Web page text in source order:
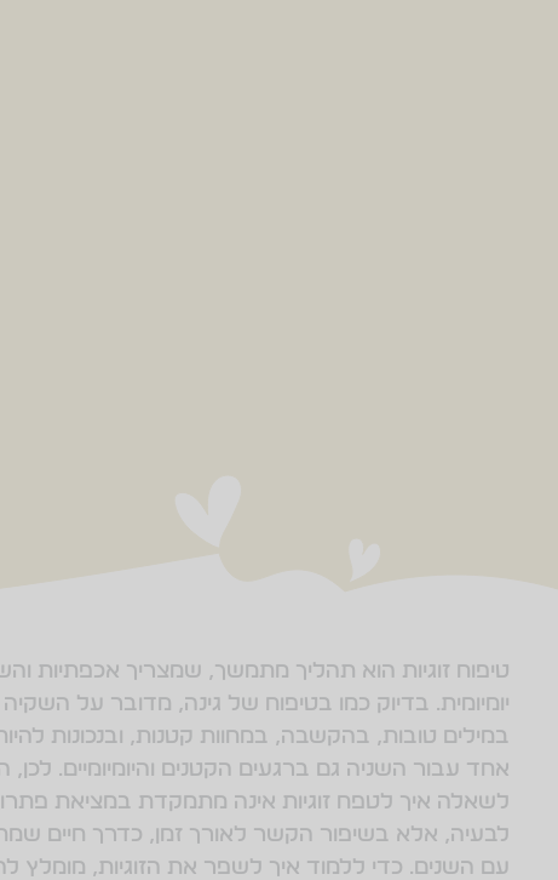
טיפוח זוגיות הוא תהליך מתמשך, שמצריך אכפתיות
יומיומית. בדיוק כמו בטיפוח של גינה, מדובר על השקיה
במילים טובות, בהקשבה, במחוות קטנות, ובנכונות
אחד עבור השניה גם ברגעים הקטנים והיומיומיים.
לשאלה איך לטפח זוגיות אינה מתמקדת במציאת פתרון
לבעיה, אלא בשיפור הקשר לאורך זמן, כדרך חיים
עם השנים. כדי ללמוד איך לשפר את הזוגיות, מומלץ